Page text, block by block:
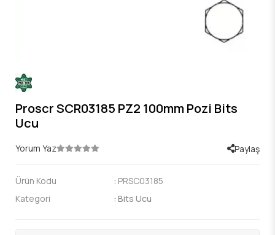
Proscr SCR03185 PZ2 100mm Pozi Bits
Ucu
Yorum Yaz Paylaş
Ürün Kodu : PRSC03185
Kategori
: Bits Ucu